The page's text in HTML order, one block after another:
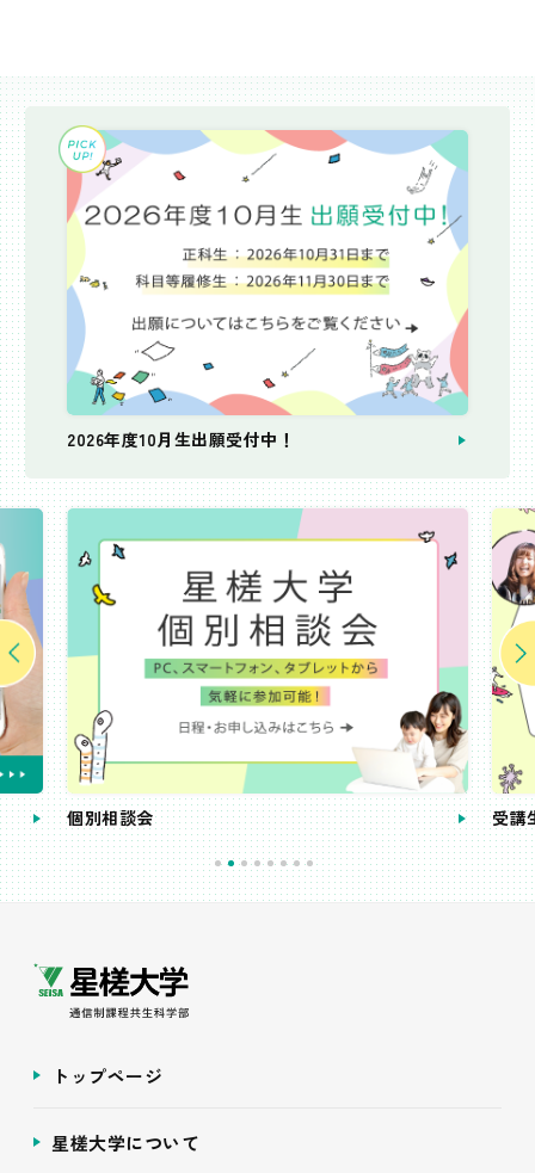
2026年度10月生出願受付中！
個別相談会 受講
トップページ
星槎大学について